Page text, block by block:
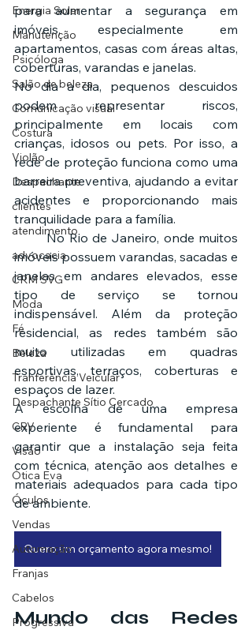
Energia Solar
Manutenção
Psicóloga
Salão de beleza
Comunicação visual
Costura
Violão
Despachante
clientes
atendimento
advocacia
CRM SVG
Moda
Fé
Beleza
Tranferência Veicular
Despachante Sítio Cercado
CRV
Visão
Ótica Eva
Óculos
Vendas
Automação
Franjas
Cabelos
Progressiva
para aumentar a segurança em
imóveis, especialmente em
apartamentos, casas com áreas altas,
coberturas, varandas e janelas.
No dia a dia, pequenos descuidos
podem representar riscos,
principalmente em locais com
crianças, idosos ou pets. Por isso, a
rede de proteção funciona como uma
barreira preventiva, ajudando a evitar
acidentes e proporcionando mais
tranquilidade para a família.
	No Rio de Janeiro, onde muitos
imóveis possuem varandas, sacadas e
janelas em andares elevados, esse
tipo de serviço se tornou
indispensável. Além da proteção
residencial, as redes também são
muito utilizadas em quadras
esportivas, terraços, coberturas e
espaços de lazer.
A escolha de uma empresa
experiente é fundamental para
garantir que a instalação seja feita
com técnica, atenção aos detalhes e
materiais adequados para cada tipo
de ambiente.
Quero um orçamento agora mesmo!
Mundo das Redes